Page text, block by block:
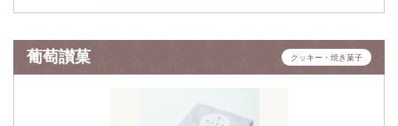
葡萄讃菓 クッキー・焼き菓子